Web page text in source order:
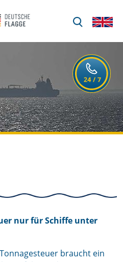
nur für Schiffe unter
braucht ein